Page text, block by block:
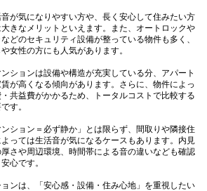
が気になりやすい方や、長く安心して住みたい方
きなメリットといえます。また、オートロックや
どのセキュリティ設備が整っている物件も多く、
女性の方にも人気があります。
ションは設備や構造が充実している分、アパート
賃が高くなる傾向があります。さらに、物件によっ
共益費がかかるため、トータルコストで比較する
す。
ンション＝必ず静か」とは限らず、間取りや隣接住
よっては生活音が気になるケースもあります。内見
さや周辺環境、時間帯による音の違いなども確認
心です。
ンは、「安心感・設備・住み心地」を重視したい